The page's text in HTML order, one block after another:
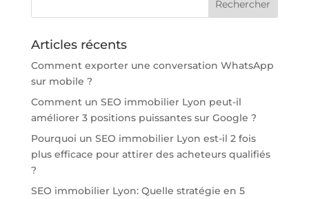
Articles récents
Comment exporter une conversation WhatsApp
sur mobile ?
Comment un SEO immobilier Lyon peut-il
améliorer 3 positions puissantes sur Google ?
Pourquoi un SEO immobilier Lyon est-il 2 fois
plus efficace pour attirer des acheteurs qualifiés
?
SEO immobilier Lyon: Quelle stratégie en 5